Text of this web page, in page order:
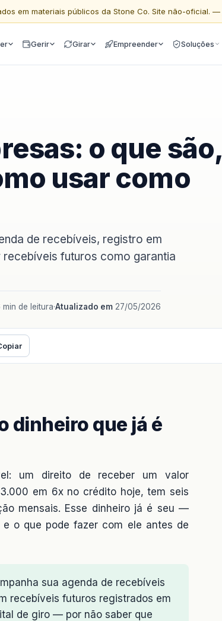
em materiais públicos da Stone Co. Site não-oficial. —
Gerir Girar Empreender Soluções
o que são,
usar como
de recebíveis, registro em
futuros como garantia
min de leitura·Atualizado em 27/05/2026
dinheiro que já é
um direito de receber um valor
em 6x no crédito hoje, tem seis
mensais. Esse dinheiro já é seu —
o que pode fazer com ele antes de
sua agenda de recebíveis
recebíveis futuros registrados em
de giro — por não saber que